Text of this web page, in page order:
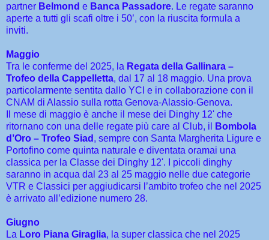
partner Belmond e Banca Passadore. Le regate saranno
aperte a tutti gli scafi oltre i 50’, con la riuscita formula a
inviti.
Maggio
Tra le conferme del 2025, la Regata della Gallinara –
Trofeo della Cappelletta, dal 17 al 18 maggio. Una prova
particolarmente sentita dallo YCI e in collaborazione con il
CNAM di Alassio sulla rotta Genova-Alassio-Genova.
Il mese di maggio è anche il mese dei Dinghy 12' che
ritornano con una delle regate più care al Club, il
Bombola
d’Oro – Trofeo Siad , sempre con Santa Margherita Ligure e
Portofino come quinta naturale e diventata oramai una
classica per la Classe dei Dinghy 12'. I piccoli dinghy
saranno in acqua dal 23 al 25 maggio nelle due categorie
VTR e Classici per aggiudicarsi l’ambito trofeo che nel 2025
è arrivato all’edizione numero 28.
Giugno
La Loro Piana Giraglia, la super classica che nel 2025